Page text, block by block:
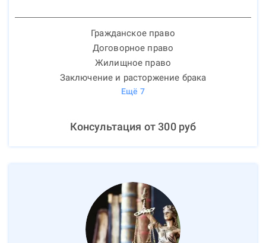
Гражданское право
Договорное право
Жилищное право
Заключение и расторжение брака
Ещё 7
Консультация от300руб